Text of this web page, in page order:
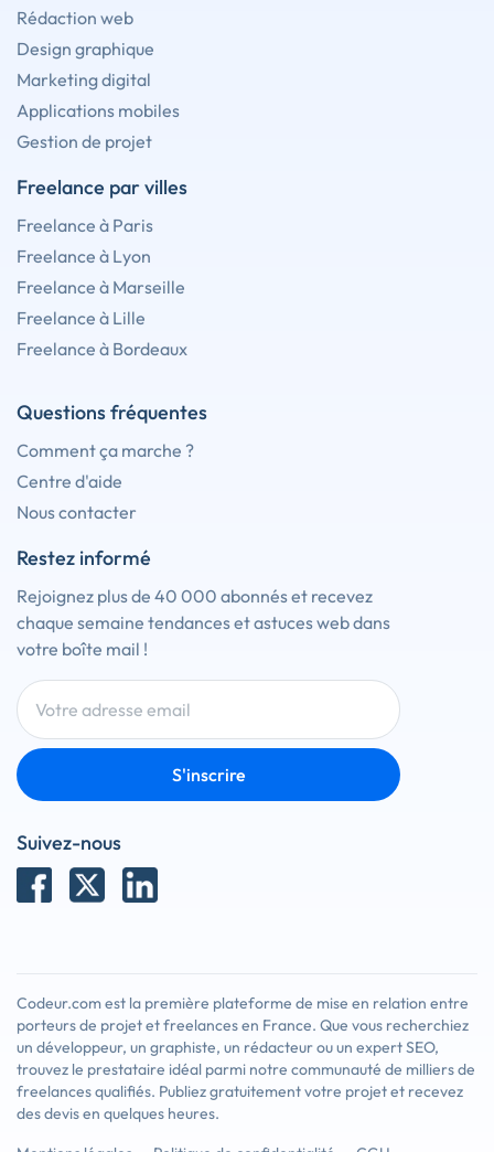
Rédaction web
Design graphique
Marketing digital
Applications mobiles
Gestion de projet
Freelance par villes
Freelance à Paris
Freelance à Lyon
Freelance à Marseille
Freelance à Lille
Freelance à Bordeaux
Questions fréquentes
Comment ça marche ?
Centre d'aide
Nous contacter
Restez informé
Rejoignez plus de 40 000 abonnés et recevez
chaque semaine tendances et astuces web dans
votre boîte mail !
S'inscrire
Suivez-nous
Codeur.com est la première plateforme de mise en relation entre
porteurs de projet et freelances en France. Que vous recherchiez
un développeur, un graphiste, un rédacteur ou un expert SEO,
trouvez le prestataire idéal parmi notre communauté de milliers de
freelances qualifiés. Publiez gratuitement votre projet et recevez
des devis en quelques heures.